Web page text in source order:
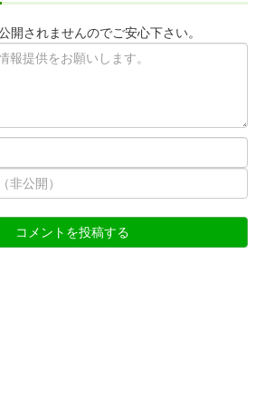
開されませんのでご安心下さい。